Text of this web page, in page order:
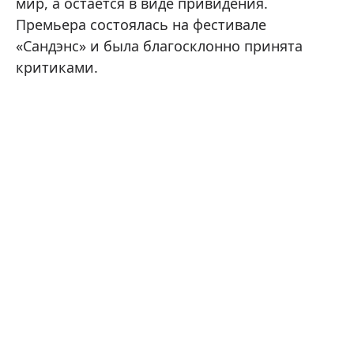
Премьера состоялась на фестивале
«Сандэнс» и была благосклонно принята
критиками.